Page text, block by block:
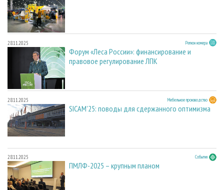
28.11.2025 Регион номера
Форум «Леса России»: финансирование и
правовое регулирование ЛПК
28.11.2025 Мебельное производство
SICAM'25: поводы для сдержанного оптимизма
28.11.2025 События
ПМЛФ-2025 – крупным планом